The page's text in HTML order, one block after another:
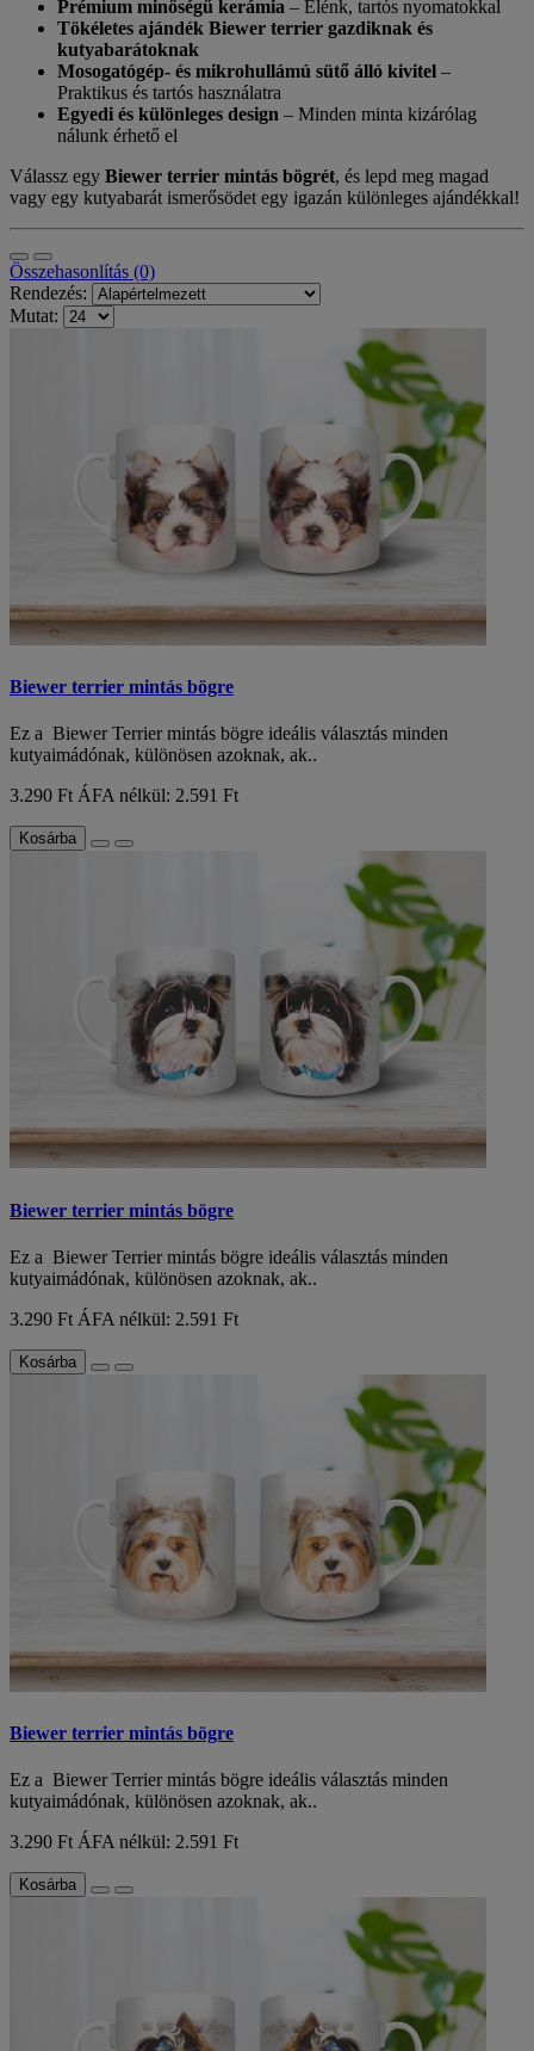
Prémium minőségű kerámia – Élénk, tartós nyomatokkal
Tökéletes ajándék Biewer terrier gazdiknak és
kutyabarátoknak
Mosogatógép- és mikrohullámú sütő álló kivitel –
Praktikus és tartós használatra
Egyedi és különleges design – Minden minta kizárólag
nálunk érhető el
Válassz egy Biewer terrier mintás bögrét, és lepd meg magad
vagy egy kutyabarát ismerősödet egy igazán különleges ajándékkal!
Összehasonlítás (0)
Rendezés:
Mutat:
Biewer terrier mintás bögre
Ez a Biewer Terrier mintás bögre ideális választás minden
kutyaimádónak, különösen azoknak, ak..
3.290 Ft ÁFA nélkül: 2.591 Ft
Kosárba
Biewer terrier mintás bögre
Ez a Biewer Terrier mintás bögre ideális választás minden
kutyaimádónak, különösen azoknak, ak..
3.290 Ft ÁFA nélkül: 2.591 Ft
Kosárba
Biewer terrier mintás bögre
Ez a Biewer Terrier mintás bögre ideális választás minden
kutyaimádónak, különösen azoknak, ak..
3.290 Ft ÁFA nélkül: 2.591 Ft
Kosárba